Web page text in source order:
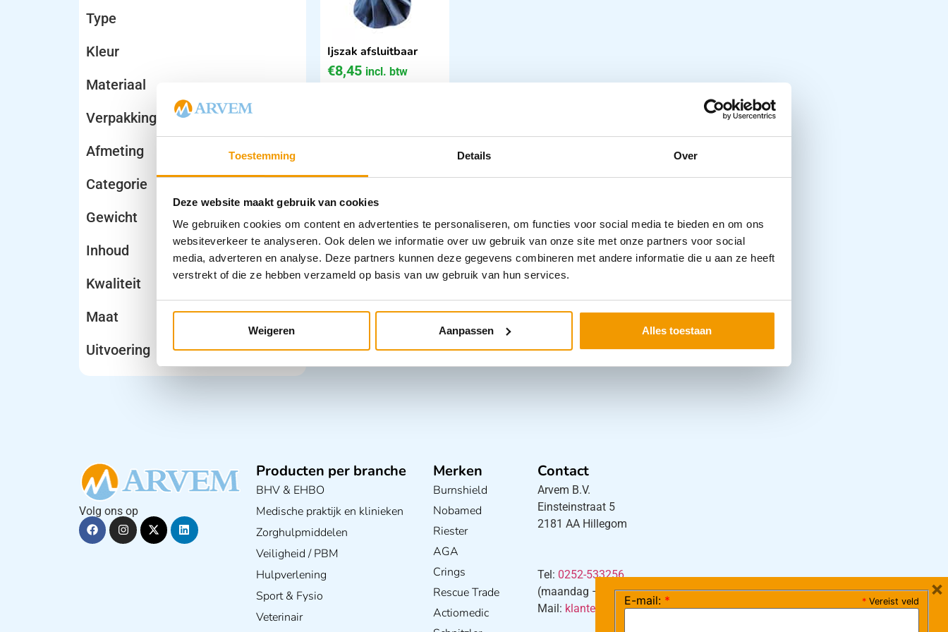
Toestemming Details Over
Deze website maakt gebruik van cookies
We gebruiken cookies om content en advertenties te personaliseren, om functies voor social media te bieden en om ons
websiteverkeer te analyseren. Ook delen we informatie over uw gebruik van onze site met onze partners voor social
media, adverteren en analyse. Deze partners kunnen deze gegevens combineren met andere informatie die u aan ze heeft
verstrekt of die ze hebben verzameld op basis van uw gebruik van hun services.
Weigeren Aanpassen Alles toestaan
Type
Kleur
Materiaal
Verpakking
Afmeting
Categorie
Gewicht
Inhoud
Kwaliteit
Maat
Uitvoering
Ijszak afsluitbaar
€8,45 incl. btw
Leverbaar
Volg ons op
Producten per branche
BHV & EHBO
Medische praktijk en klinieken
Zorghulpmiddelen
Veiligheid / PBM
Hulpverlening
Sport & Fysio
Veterinair
Merken
Burnshield
Nobamed
Riester
AGA
Crings
Rescue Trade
Actiomedic
Contact
Arvem B.V.
Einsteinstraat 5
2181 AA Hillegom
Tel: 0252-533256
(maandag – donderdag 08:30-17:15 uur / vrijdag 08:30-16:00 uur)
Mail: klantenservice@arvem.nl
E-mail:
Schrijf je in voor de nieuwsbrief en ontvang elke 4
weken informatie over onze diensten, producten en